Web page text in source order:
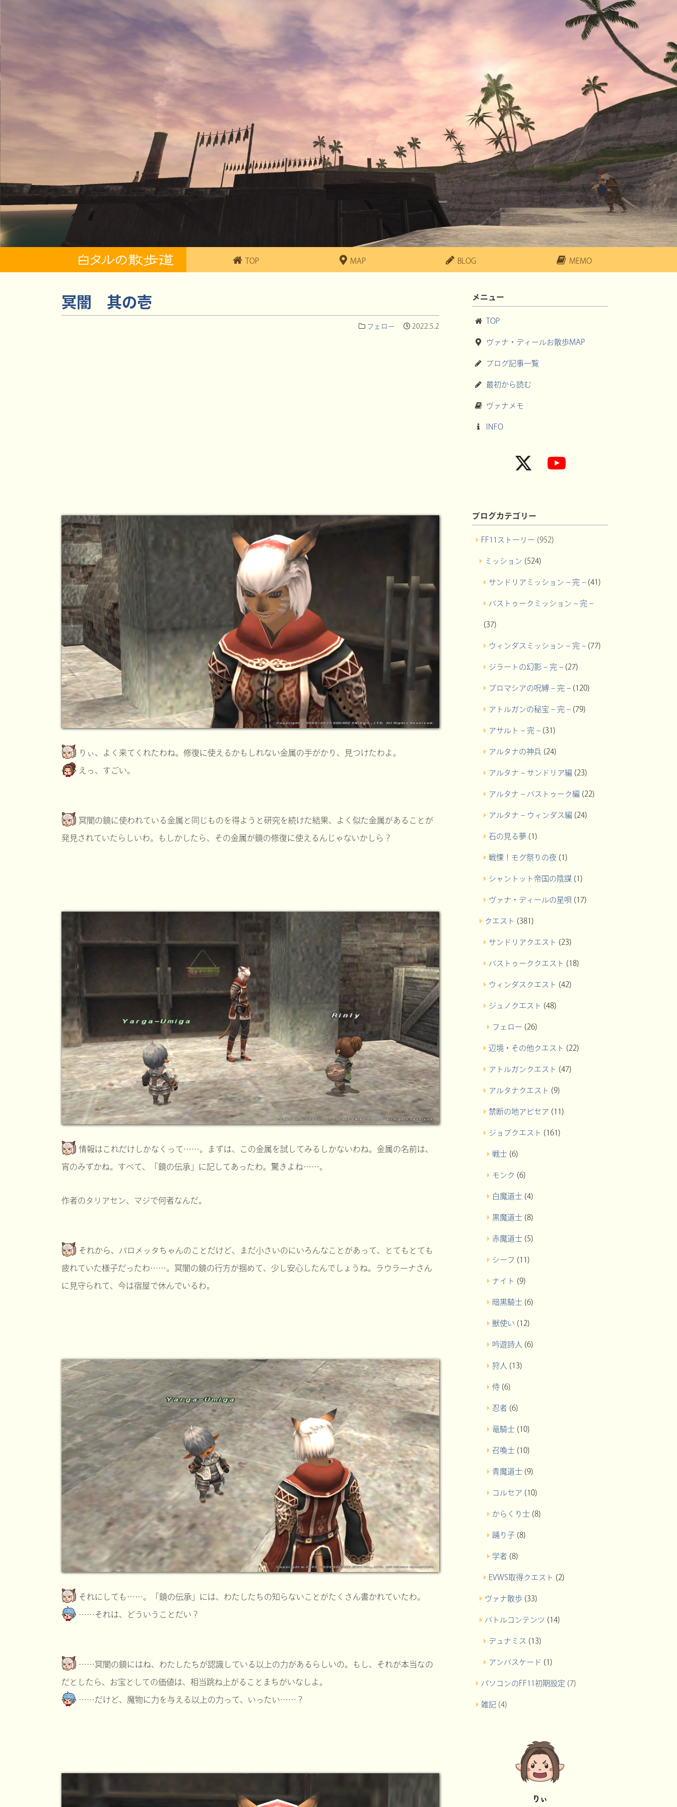
TOP MAP BLOG MEMO
冥闇 其の壱
フェロー 2022.5.2
りぃ、よく来てくれたわね。修復に使えるかもしれない金属の手がかり、見つけたわよ。
えっ、すごい。
冥闇の鏡に使われている金属と同じものを得ようと研究を続けた結果、よく似た金属があることが
発見されていたらしいわ。もしかしたら、その金属が鏡の修復に使えるんじゃないかしら？
情報はこれだけしかなくって……。まずは、この金属を試してみるしかないわね。金属の名前は、
宵のみずかね。すべて、「鏡の伝承」に記してあったわ。驚きよね……。
作者のタリアセン、マジで何者なんだ。
それから、パロメッタちゃんのことだけど、まだ小さいのにいろんなことがあって、とてもとても
疲れていた様子だったわ……。冥闇の鏡の行方が掴めて、少し安心したんでしょうね。ラウラーナさん
に見守られて、今は宿屋で休んでいるわ。
それにしても……。「鏡の伝承」には、わたしたちの知らないことがたくさん書かれていたわ。
……それは、どういうことだい？
……冥闇の鏡にはね、わたしたちが認識している以上の力があるらしいの。もし、それが本当なの
だとしたら、お宝としての価値は、相当跳ね上がることまちがいなしよ。
……だけど、魔物に力を与える以上の力って、いったい……？
メニュー
TOP
ヴァナ・ディールお散歩MAP
ブログ記事一覧
最初から読む
ヴァナメモ
INFO
ブログカテゴリー
FF11ストーリー (952)
ミッション (524)
サンドリアミッション – 完 –(41)
バストゥークミッション – 完 –
(37)
ウィンダスミッション – 完 –(77)
ジラートの幻影 – 完 –(27)
プロマシアの呪縛 – 完 –(120)
アトルガンの秘宝 – 完 –(79)
アサルト – 完 –(31)
アルタナの神兵(24)
アルタナ – サンドリア編 (23)
アルタナ – バストゥーク編 (22)
アルタナ – ウィンダス編 (24)
石の見る夢 (1)
戦慄！モグ祭りの夜(1)
シャントット帝国の陰謀(1)
ヴァナ・ディールの星唄 (17)
クエスト (381)
サンドリアクエスト (23)
バストゥーククエスト (18)
ウィンダスクエスト (42)
ジュノクエスト (48)
フェロー (26)
辺境・その他クエスト (22)
アトルガンクエスト (47)
アルタナクエスト (9)
禁断の地アビセア (11)
ジョブクエスト (161)
戦士 (6)
モンク (6)
白魔道士 (4)
黒魔道士 (8)
赤魔道士 (5)
シーフ (11)
ナイト (9)
暗黒騎士 (6)
獣使い (12)
吟遊詩人 (6)
狩人 (13)
侍 (6)
忍者 (6)
竜騎士 (10)
召喚士 (10)
青魔道士 (9)
コルセア (10)
からくり士 (8)
踊り子 (8)
学者 (8)
EVWS取得クエスト (2)
ヴァナ散歩 (33)
バトルコンテンツ (14)
デュナミス (13)
アンバスケード (1)
パソコンのFF11初期設定 (7)
雑記(4)
りぃ